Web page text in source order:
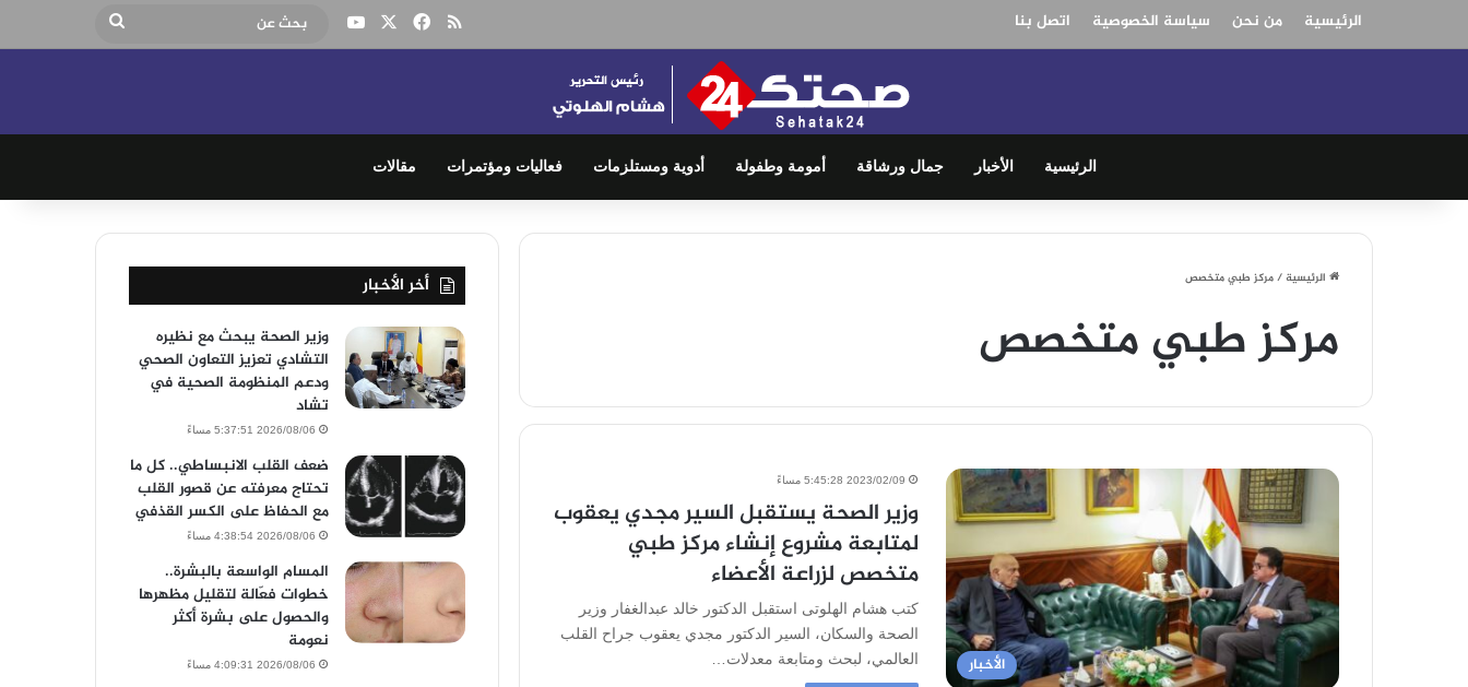
الرئيسية من نحن سياسة الخصوصية اتصل بنا ملخص الموقع RSS
فيسبوك‫YouTube
بحث
الرئيسية الأخبار جمال ورشاقة أمومة وطفولة أدوية ومستلزمات فعاليات ومؤتمرات مقالات
الرئيسية/مركز طبي متخصص
مركز طبي متخصص
الأخبار
2023/02/09 5:45:28 مساءً
وزير الصحة يستقبل السير مجدي يعقوب
لمتابعة مشروع إنشاء مركز طبي
متخصص لزراعة الأعضاء
كتب هشام الهلوتى استقبل الدكتور خالد عبدالغفار وزير
الصحة والسكان، السير الدكتور مجدي يعقوب جراح القلب
العالمي، لبحث ومتابعة معدلات…
أخر الأخبار
وزير الصحة يبحث مع نظيره
التشادي تعزيز التعاون الصحي
ودعم المنظومة الصحية في
تشاد
2026/08/06 5:37:51 مساءً
ضعف القلب الانبساطي.. كل ما
تحتاج معرفته عن قصور القلب
مع الحفاظ على الكسر القذفي
2026/08/06 4:38:54 مساءً
المسام الواسعة بالبشرة..
خطوات فعّالة لتقليل مظهرها
والحصول على بشرة أكثر
نعومة
2026/08/06 4:09:31 مساءً